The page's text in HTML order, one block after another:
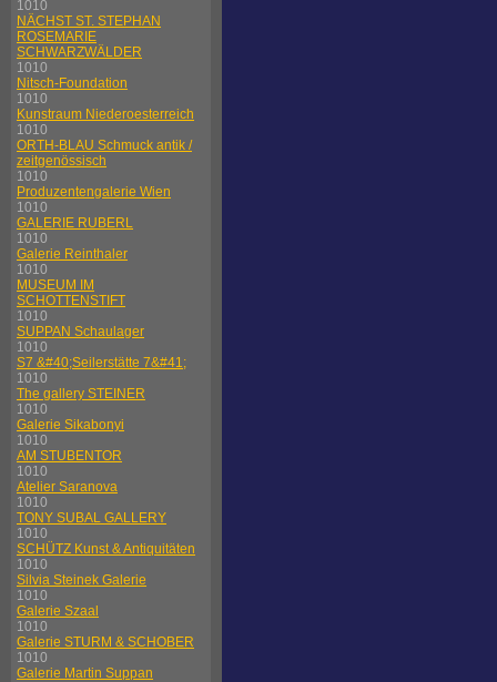
1010
NÄCHST ST. STEPHAN
ROSEMARIE
SCHWARZWÄLDER
1010
Nitsch-Foundation
1010
Kunstraum Niederoesterreich
1010
ORTH-BLAU Schmuck antik /
zeitgenössisch
1010
Produzentengalerie Wien
1010
GALERIE RUBERL
1010
Galerie Reinthaler
1010
MUSEUM IM
SCHOTTENSTIFT
1010
SUPPAN Schaulager
1010
S7 &#40;Seilerstätte 7&#41;
1010
The gallery STEINER
1010
Galerie Sikabonyi
1010
AM STUBENTOR
1010
Atelier Saranova
1010
TONY SUBAL GALLERY
1010
SCHÜTZ Kunst & Antiquitäten
1010
Silvia Steinek Galerie
1010
Galerie Szaal
1010
Galerie STURM & SCHOBER
1010
Galerie Martin Suppan